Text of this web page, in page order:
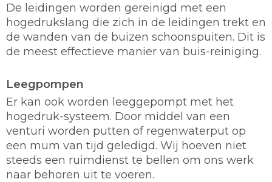
De leidingen worden gereinigd met een
hogedrukslang die zich in de leidingen trekt en
de wanden van de buizen schoonspuiten. Dit is
de meest effectieve manier van buis-reiniging.
Leegpompen
Er kan ook worden leeggepompt met het
hogedruk-systeem. Door middel van een
venturi worden putten of regenwaterput op
een mum van tijd geledigd. Wij hoeven niet
steeds een ruimdienst te bellen om ons werk
naar behoren uit te voeren.